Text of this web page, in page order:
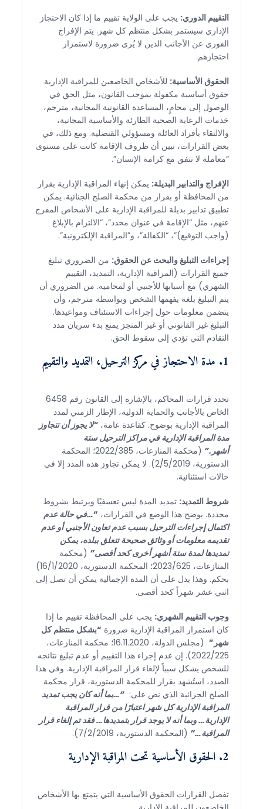
التقييم الدوري: يجب على الولاية تقييم ما إذا كان الاحتجاز
الإداري سيستمر بشكل منتظم كل شهر. يتم الإفراج
الفوري عن الأجانب الذين لا يُرى ضرورة لاستمرار
احتجازهم.
الحقوق الأساسية: للأشخاص الخاضعين للمراقبة الإدارية
حقوق أساسية مكفولة بموجب القانون، مثل الحق في
الوصول إلى محامٍ، المساعدة القانونية المجانية، مترجم،
خدمات الرعاية الصحية الطارئة والأساسية المجانية،
والالتقاء بأفراد العائلة ومسؤولي القنصلية. ومع ذلك، في
بعض القرارات، تبين أن ظروف الإقامة كانت على مستوى
“معاملة لا تتفق مع كرامة الإنسان”.
الإفراج والتدابير البديلة: يمكن إنهاء المراقبة الإدارية بقرار
من المحافظة أو بقرار من محكمة الصلح الجنائية. يمكن
تطبيق تدابير بديلة للمراقبة الإدارية على الأشخاص المفرج
عنهم، مثل “الإقامة في عنوان محدد”، “الالتزام بالإبلاغ
(واجب التوقيع)”، “الكفالة”، و”المراقبة الإلكترونية”.
إجراءات التبليغ والبحث عن الحقوق: من الضروري تبليغ
جميع القرارات (المراقبة الإدارية، التمديد، التقييم
الشهري) مع أسبابها للأجنبي أو لمحاميه. من الضروري أن
يتم التبليغ بلغة يفهمها الشخص وبواسطة مترجم، وأن
يتضمن معلومات حول إجراءات الاستئناف ومواعيدها.
التبليغ غير القانوني أو غير المنجز يمنع بدء سريان مدد
التقادم التي تؤدي إلى سقوط الحق.
1. مدة الاحتجاز في مركز الترحيل، التمديد والتقييم
تحدد قرارات المحاكم، بالإشارة إلى القانون رقم 6458
الخاص بالأجانب والحماية الدولية، الإطار الزمني لمدد
المراقبة الإدارية بوضوح. كقاعدة عامة،“لا يجوز أن تتجاوز
مدة المراقبة الإدارية في مراكز الترحيل ستة
أشهر.”
(محكمة المنازعات، 2022/385؛ المحكمة
الدستورية، 2/5/2019). لا يمكن تجاوز هذه المدد إلا في
حالات استثنائية.
شروط التمديد: تمديد المدة ليس تعسفيًا ويرتبط بشروط
محددة. يوضح هذا الوضع في القرارات، “…في حالة عدم
اكتمال إجراءات الترحيل بسبب عدم تعاون الأجنبي أو عدم
تقديمه معلومات أو وثائق صحيحة تتعلق ببلده، يمكن
تمديدها لمدة ستة أشهر أخرى كحد أقصى” (محكمة
المنازعات، 2023/625؛ المحكمة الدستورية، 16/1/2020)
بحكم. وهذا يدل على أن المدة الإجمالية يمكن أن تصل إلى
اثني عشر شهراً كحد أقصى.
وجوب التقييم الشهري: يجب على المحافظة تقييم ما إذا
كان استمرار المراقبة الإدارية ضرورة “بشكل منتظم كل
شهر”
(مجلس الدولة، 16.11.2020؛ محكمة المنازعات،
2022/225). إن عدم إجراء هذا التقييم أو عدم تبليغ نتائجه
للشخص يشكل سبباً لإلغاء قرار المراقبة الإدارية. وفي هذا
الصدد، استُشهد بقرار للمحكمة الدستورية، قرار محكمة
الصلح الجزائية الذي نص على:“…بما أنه كان يجب تمديد
المراقبة الإدارية كل شهر اعتبارًا من قرار المراقبة
الإدارية… وبما أنه لا يوجد قرار بتمديدها… فقد تم إلغاء قرار
المراقبة…” (المحكمة الدستورية، 7/2/2019).
2. الحقوق الأساسية تحت المراقبة الإدارية
تفصل القرارات الحقوق الأساسية التي يتمتع بها الأشخاص